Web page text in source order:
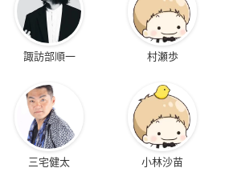
諏訪部順一 村瀬歩
三宅健太 小林沙苗